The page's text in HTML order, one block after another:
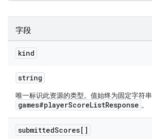
字段
kind
string
唯一标识此资源的类型。值始终为固定字符串
games#playerScoreListResponse 。
submittedScores[]